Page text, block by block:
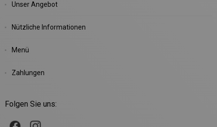
Unser Angebot
Nützliche Informationen
Menü
Zahlungen
Folgen Sie uns: